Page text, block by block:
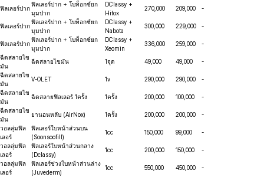
ฟิลเลอร์ปาก
ฟิลเลอร์ปาก + โบท็อกซ์ยก
มุมปาก
DClassy +
Hitox
270,000 209,000 -
ฟิลเลอร์ปาก
ฟิลเลอร์ปาก + โบท็อกซ์ยก
มุมปาก
DClassy +
Nabota
300,000 229,000 -
ฟิลเลอร์ปาก
ฟิลเลอร์ปาก + โบท็อกซ์ยก
มุมปาก
DClassy +
Xeomin
336,000 259,000 -
ฉีดสลายไข
มัน
ฉีดสลายไขมัน 1จุด 49,000 49,000 -
ฉีดสลายไข
มัน
V-OLET 1v 290,000 290,000 -
ฉีดสลายไข
มัน
ฉีดสลายฟิลเลอร์ 1ครั้ง 1ครั้ง 200,000 100,000 -
ฉีดสลายไข
มัน
ยานอนหลับ (AirNox) 1ครั้ง 200,000 200,000 -
วอลลุ่มฟิล
เลอร์
ฟิลเลอร์ใบหน้าส่วนบน
(Soonsoofill)
1cc 150,000 99,000 -
วอลลุ่มฟิล
เลอร์
ฟิลเลอร์ใบหน้าส่วนกลาง
(Dclassy)
1cc 200,000 150,000 -
วอลลุ่มฟิล
เลอร์
ฟิลเลอร์ช่วงใบหน้าส่วนล่าง
(Juvederm)
1cc 550,000 450,000 -